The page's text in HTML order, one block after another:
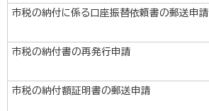
市税の納付に係る口座振替依頼書の郵送申請
市税の納付書の再発行申請
市税の納付額証明書の郵送申請